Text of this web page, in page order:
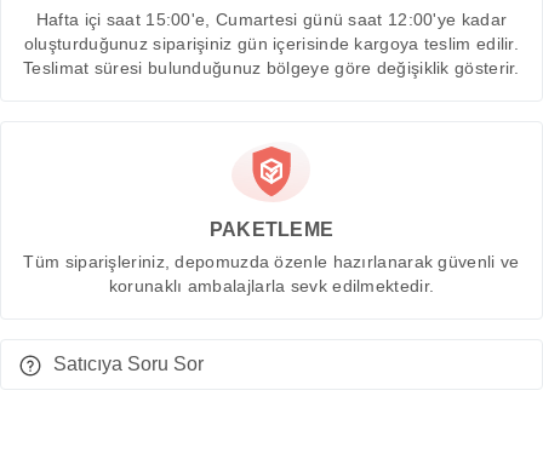
Hafta içi saat 15:00'e, Cumartesi günü saat 12:00'ye kadar
oluşturduğunuz siparişiniz gün içerisinde kargoya teslim edilir.
Teslimat süresi bulunduğunuz bölgeye göre değişiklik gösterir.
PAKETLEME
Tüm siparişleriniz, depomuzda özenle hazırlanarak güvenli ve
korunaklı ambalajlarla sevk edilmektedir.
Satıcıya Soru Sor